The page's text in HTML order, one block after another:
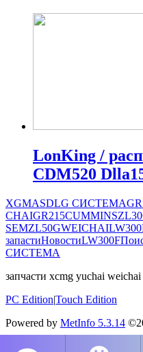
LonKing /
CDM520
XGMASDLG СИСТЕМА
CHAIGR215CUMMINS
SEMZL50GWEICHAI
запастиНовостиLW300F
СИСТЕМА
запчасти xcmg yuchai
PC Edition|Touch Edition
Powered by MetInfo 5.3.14